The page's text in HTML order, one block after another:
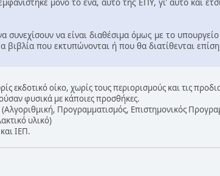
να είναι διαθέσιμα όμως με το
βιβλία που εκτυπώνονται ή που θα διατίθενται
εκδοτικό οίκο, χωρίς τους περιορισμούς και τις
φυσικά με κάποιες προσθήκες.
(Αλγοριθμική, Προγραμματισμός, Επιστημονικός
υλικό)
ΙΕΠ.